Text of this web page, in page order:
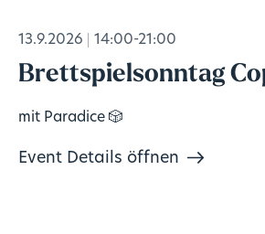
13.9.2026 14:00-21:00
Brettspielsonntag
mit Paradice 🎲
Event Details öffnen